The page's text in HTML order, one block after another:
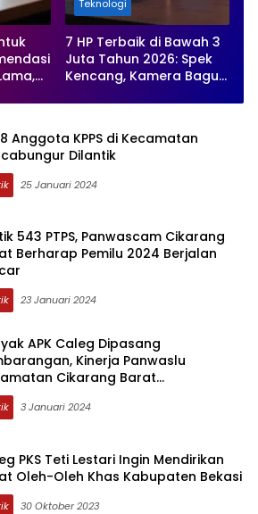
Teknologi
7 HP Terbaik di Bawah 3
Juta Tahun 2026: Spek
Kencang, Kamera Bagus,
Anggota KPPS di Kecamatan
Dilantik
25 Januari 2024
543 PTPS, Panwascam Cikarang
Berharap Pemilu 2024 Berjalan
23 Januari 2024
APK Caleg Dipasang
Kinerja Panwaslu
Cikarang Barat
3 Januari 2024
PKS Teti Lestari Ingin Mendirikan
Oleh-Oleh Khas Kabupaten Bekasi
30 Oktober 2023